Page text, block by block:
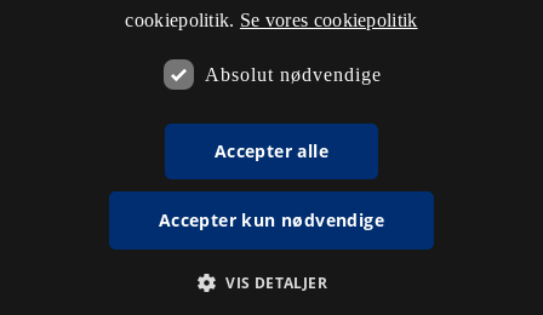
cookiepolitik. Se vores cookiepolitik
Absolut nødvendige
Accepter alle
Accepter kun nødvendige
VIS DETALJER